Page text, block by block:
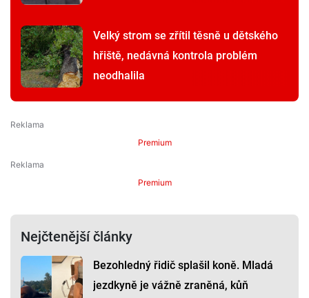
Velký strom se zřítil těsně u dětského
hřiště, nedávná kontrola problém
neodhalila
Premium
Premium
Nejčtenější články
Bezohledný řidič splašil koně. Mladá
jezdkyně je vážně zraněná, kůň